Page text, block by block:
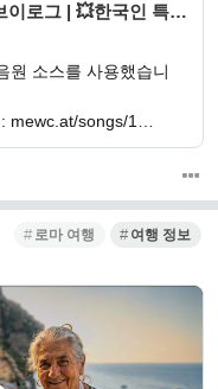
이로그 | 💥한국인 특 =
원 소스를 사용했습니
mewc.at/songs/1…
로마 여행 여행 정보